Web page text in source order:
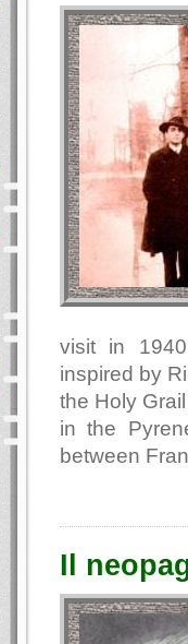
visit in
inspired by
the Holy
in the
between
Il